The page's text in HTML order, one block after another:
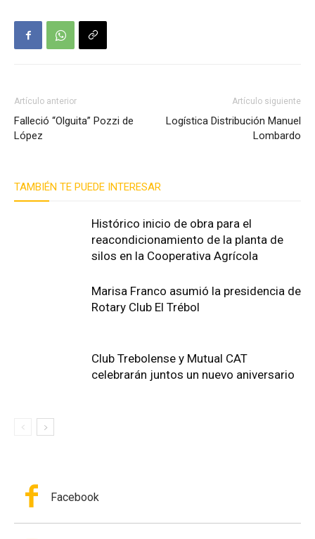
Artículo anterior
Falleció “Olguita” Pozzi de
López
Artículo siguiente
Logística Distribución Manuel
Lombardo
TAMBIÉN TE PUEDE INTERESAR
Histórico inicio de obra para el
reacondicionamiento de la planta de
silos en la Cooperativa Agrícola
Marisa Franco asumió la presidencia de
Rotary Club El Trébol
Club Trebolense y Mutual CAT
celebrarán juntos un nuevo aniversario
Facebook